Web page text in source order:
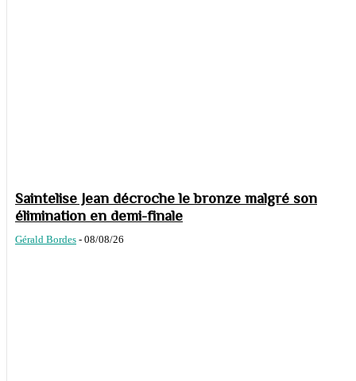
Saintelise Jean décroche le bronze malgré son
élimination en demi-finale
Gérald Bordes - 08/08/26